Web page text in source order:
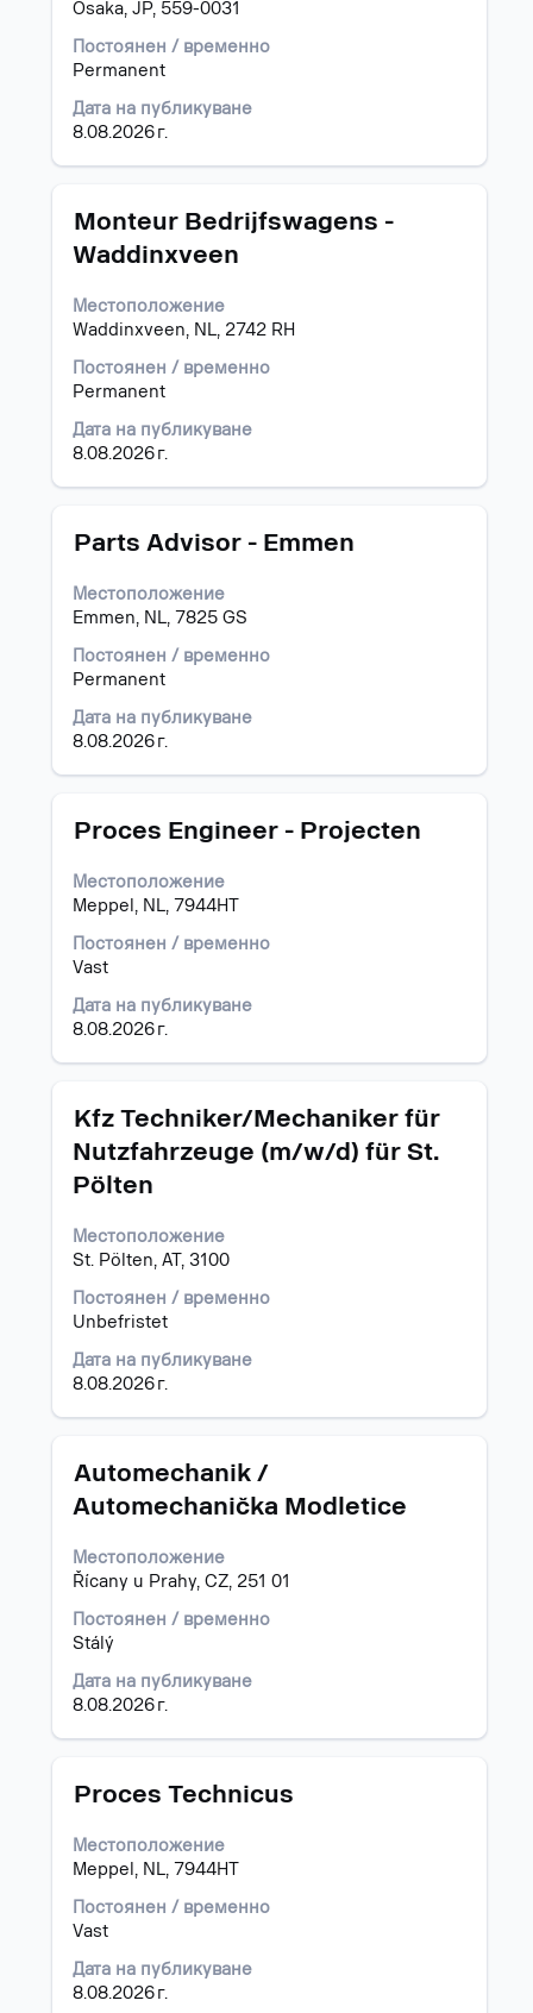
Osaka, JP, 559-0031
Постоянен / временно
Permanent
Дата на публикуване
8.08.2026 г.
интервал,
за
да
пълното
съдържание
на
за
задание.
Позиция
Monteur Bedrijfswagens -
Waddinxveen
Местоположение
Waddinxveen, NL, 2742 RH
Постоянен / временно
Permanent
Дата на публикуване
8.08.2026 г.
Изберете
бутона
интервал,
за
да
прегледате
съдържание
на
Позиция
Parts Advisor - Emmen
Местоположение
Emmen, NL, 7825 GS
Постоянен / временно
Permanent
Дата на публикуване
8.08.2026 г.
Изберете
бутона
за
интервал,
за
да
пълното
съдържание
на
за
задание.
Позиция
Proces Engineer - Projecten
Местоположение
Meppel, NL, 7944HT
Постоянен / временно
Vast
Дата на публикуване
8.08.2026 г.
Изберете
бутона
за
интервал,
за
да
пълното
съдържание
на
за
задание.
Позиция
Kfz Techniker/Mechaniker für
Nutzfahrzeuge (m/w/d) für St.
Pölten
Местоположение
St. Pölten, AT, 3100
Постоянен / временно
Unbefristet
Дата на публикуване
8.08.2026 г.
Изберете
бутона
за
за
да
пълното
съдържание
на
информацията
задание.
Позиция
Automechanik /
Automechanička Modletice
Местоположение
Řícany u Prahy, CZ, 251 01
Постоянен / временно
Stálý
Дата на публикуване
8.08.2026 г.
Изберете
бутона
интервал,
за
да
прегледате
пълното
съдържание
на
Позиция
Proces Technicus
Местоположение
Meppel, NL, 7944HT
Постоянен / временно
Vast
Дата на публикуване
8.08.2026 г.
Изберете
бутона
за
интервал,
за
да
пълното
съдържание